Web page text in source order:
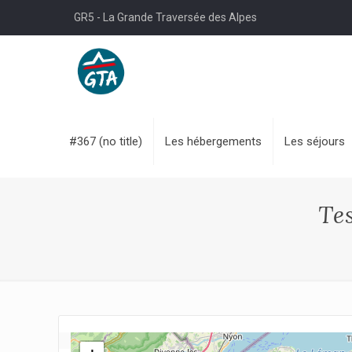
GR5 - La Grande Traversée des Alpes
#367 (no title) Les hébergements Les séjours